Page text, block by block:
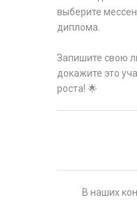
выберите
диплома.
Запишите свою
докажите это
роста! 🌟
В наших